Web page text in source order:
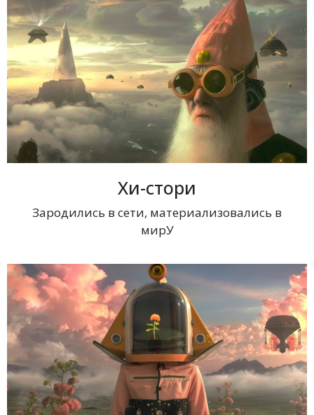
Хи-стори
Зародились в сети, материализовались в
мирУ